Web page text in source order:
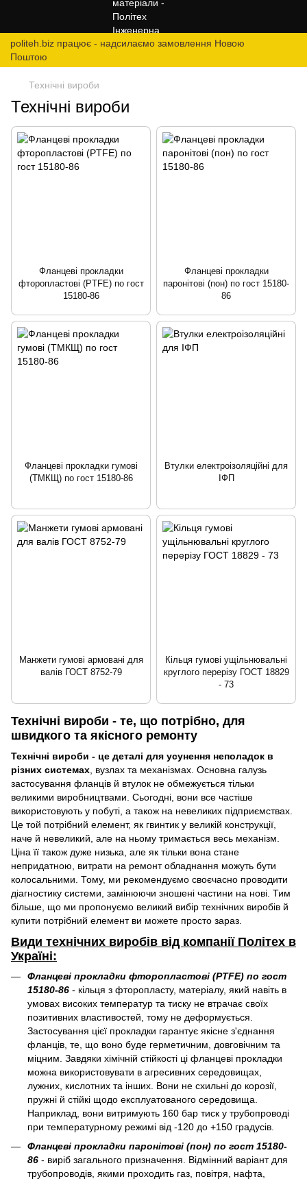
politeh.biz працює - надсилаємо замовлення Новою
Поштою
Технічні вироби
Технічні вироби
Технічні вироби - те, що потрібно, для
швидкого та якісного ремонту
Технічні вироби - це деталі для усунення неполадок в
різних системах , вузлах та механізмах. Основна галузь
застосування фланців й втулок не обмежується тільки
великими виробництвами. Сьогодні, вони все частіше
використовують у побуті, а також на невеликих підприємствах.
Це той потрібний елемент, як гвинтик у великій конструкції,
наче й невеликий, але на ньому тримається весь механізм.
Ціна її також дуже низька, але як тільки вона стане
непридатною, витрати на ремонт обладнання можуть бути
колосальними. Тому, ми рекомендуємо своєчасно проводити
діагностику системи, замінюючи зношені частини на нові. Тим
більше, що ми пропонуємо великий вибір технічних виробів й
купити потрібний елемент ви можете просто зараз.
Види технічних виробів від компанії Політех в
Україні:
Фланцеві прокладки фторопластові (PTFE) по гост
15180-86 - кільця з фторопласту, матеріалу, який навіть в
умовах високих температур та тиску не втрачає своїх
позитивних властивостей, тому не деформується.
Застосування цієї прокладки гарантує якісне з'єднання
фланців, те, що воно буде герметичним, довговічним та
міцним. Завдяки хімічній стійкості ці фланцеві прокладки
можна використовувати в агресивних середовищах,
лужних, кислотних та інших. Вони не схильні до корозії,
пружні й стійкі щодо експлуатованого середовища.
Наприклад, вони витримують 160 бар тиск у трубопроводі
при температурному режимі від -120 до +150 градусів.
Фланцеві прокладки паронітові (пон) по гост 15180-
86 - виріб загального призначення. Відмінний варіант для
трубопроводів, якими проходить газ, повітря, нафта,
Фланцеві прокладки
фторопластові (PTFE) по гост
15180-86
Фланцеві прокладки
паронітові (пон) по гост 15180-
86
Фланцеві прокладки гумові
(ТМКЩ) по гост 15180-86
Втулки електроізоляційні для
ІФП
Манжети гумові армовані для
валів ГОСТ 8752-79
Кільця гумові ущільнювальні
круглого перерізу ГОСТ 18829
- 73